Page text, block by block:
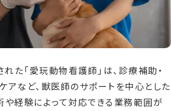
た「愛玩動物看護師」は、診療補助・
アなど、獣医師のサポートを中心とした
や経験によって対応できる業務範囲が